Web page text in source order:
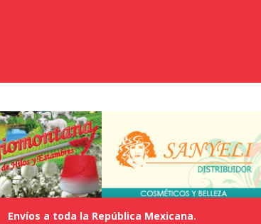
Envíos a toda la República Mexicana.